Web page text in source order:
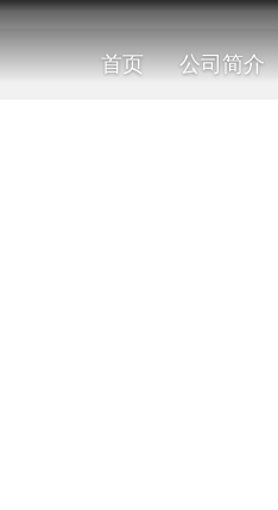
首页 公司简介